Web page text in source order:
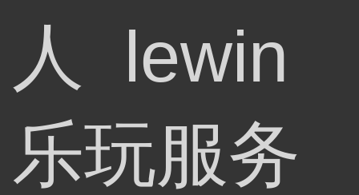
人 lewin
乐玩服务